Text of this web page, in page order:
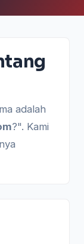
adalah
?". Kami